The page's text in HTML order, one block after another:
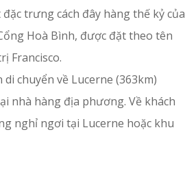
đặc trưng cách đây hàng thế kỷ của
Hoà Bình, được đặt theo tên
Francisco.
di chuyển về Lucerne (363km)
nhà hàng địa phương. Về khách
nghỉ ngơi tại Lucerne hoặc khu